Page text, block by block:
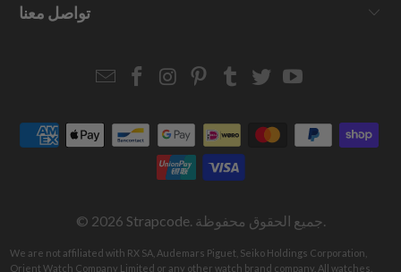
تواصل معنا
EmailStrapcode
Facebook
Strapcode
Instagram
Strapcode
Pinterest
Strapcode
Tumblr
Strapcode
TwitterYouTube
© 2026 Strapcode
We are not affiliated with RX SA, Audemars Piguet, Seiko Holdings Corporation,
Orient Watch Company Limited or any other watch brand company. All watches,